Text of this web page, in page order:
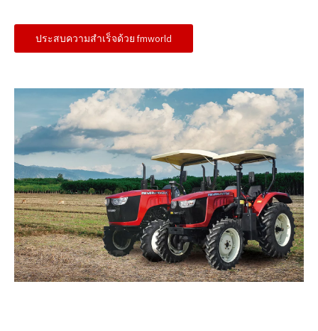
ประสบความสำเร็จด้วย fmworld